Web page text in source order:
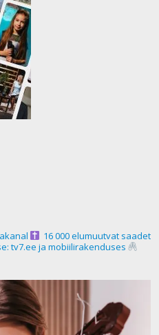
16 000 elumuutvat saadet
tv7.ee ja mobiilirakenduses